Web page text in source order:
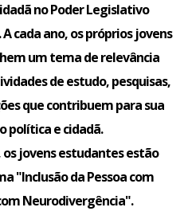
no Poder Legislativo
cada ano, os próprios jovens
um tema de relevância
de estudo, pesquisas,
que contribuem para sua
política e cidadã.
os jovens estudantes estão
"Inclusão da Pessoa com
Neurodivergência".